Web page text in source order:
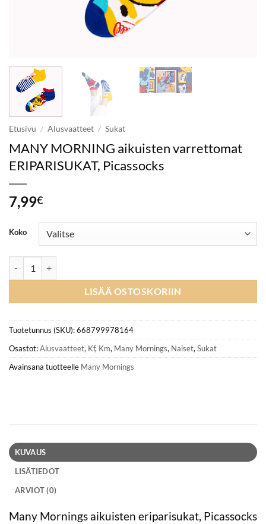
Etusivu / Alusvaatteet / Sukat
MANY MORNING aikuisten varrettomat
ERIPARISUKAT, Picassocks
7,99€
Koko
LISÄÄ OSTOSKORIIN
Tuotetunnus (SKU):668799978164
Osastot:Alusvaatteet, Kf, Km, Many Mornings, Naiset, Sukat
Avainsana tuotteelle Many Mornings
KUVAUS
LISÄTIEDOT
ARVIOT (0)
Many Mornings aikuisten eriparisukat, Picassocks